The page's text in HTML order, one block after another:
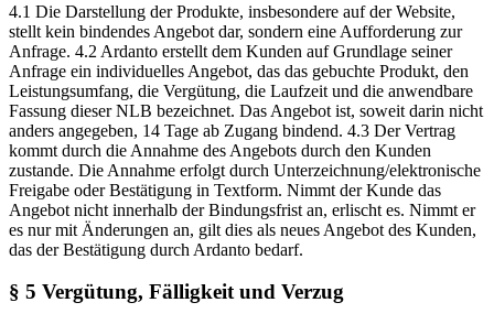
4.1 Die Darstellung der Produkte, insbesondere auf der Website,
stellt kein bindendes Angebot dar, sondern eine Aufforderung zur
Anfrage. 4.2 Ardanto erstellt dem Kunden auf Grundlage seiner
Anfrage ein individuelles Angebot, das das gebuchte Produkt, den
Leistungsumfang, die Vergütung, die Laufzeit und die anwendbare
Fassung dieser NLB bezeichnet. Das Angebot ist, soweit darin nicht
anders angegeben, 14 Tage ab Zugang bindend. 4.3 Der Vertrag
kommt durch die Annahme des Angebots durch den Kunden
zustande. Die Annahme erfolgt durch Unterzeichnung/elektronische
Freigabe oder Bestätigung in Textform. Nimmt der Kunde das
Angebot nicht innerhalb der Bindungsfrist an, erlischt es. Nimmt er
es nur mit Änderungen an, gilt dies als neues Angebot des Kunden,
das der Bestätigung durch Ardanto bedarf.
§ 5 Vergütung, Fälligkeit und Verzug